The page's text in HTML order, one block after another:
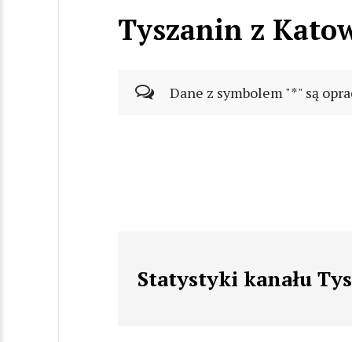
Tyszanin z
Dane z symbolem "*" są
Statystyki kanału